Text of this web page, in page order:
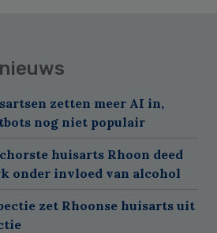
zetten meer AI in,
nog niet populair
huisarts Rhoon deed
onder invloed van alcohol
zet Rhoonse huisarts uit